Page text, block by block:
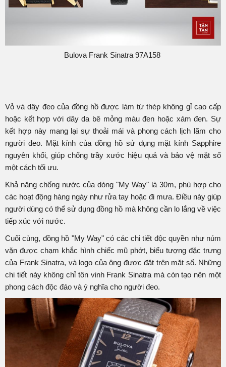
Bulova Frank Sinatra 97A158
Vỏ và dây đeo của đồng hồ được làm từ thép không gỉ cao cấp
hoặc kết hợp với dây da bê mỏng màu đen hoặc xám đen. Sự
kết hợp này mang lại sự thoải mái và phong cách lịch lãm cho
người đeo. Mặt kính của đồng hồ sử dụng mặt kính Sapphire
nguyên khối, giúp chống trầy xước hiệu quả và bảo vệ mặt số
một cách tối ưu.
Khả năng chống nước của dòng "My Way" là 30m, phù hợp cho
các hoạt động hàng ngày như rửa tay hoặc đi mưa. Điều này giúp
người dùng có thể sử dụng đồng hồ mà không cần lo lắng về việc
tiếp xúc với nước.
Cuối cùng, đồng hồ "My Way" có các chi tiết độc quyền như núm
vặn được chạm khắc hình chiếc mũ phớt, biểu tượng đặc trưng
của Frank Sinatra, và logo của ông được đặt trên mặt số. Những
chi tiết này không chỉ tôn vinh Frank Sinatra mà còn tạo nên một
phong cách độc đáo và ý nghĩa cho người đeo.